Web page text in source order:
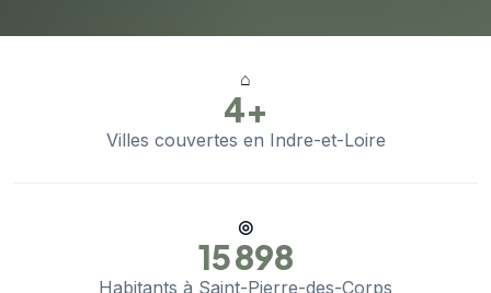
⌂
4+
Villes couvertes en Indre-et-Loire
◎
15 898
Habitants à Saint-Pierre-des-Corps